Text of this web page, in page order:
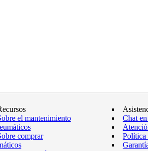
el mantenimiento
comprar
Chat
Política